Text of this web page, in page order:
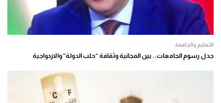
التعليم والجامعة
جدل رسوم الجامعات.. بين المجانية وثقافة “حلب الدولة” والازدواجية